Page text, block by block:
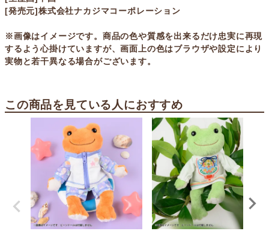
[発売元]株式会社ナカジマコーポレーション
※画像はイメージです。商品の色や質感を出来るだけ忠実に再現
するよう心掛けていますが、画面上の色はブラウザや設定により
実物と若干異なる場合がございます。
この商品を見ている人におすすめ